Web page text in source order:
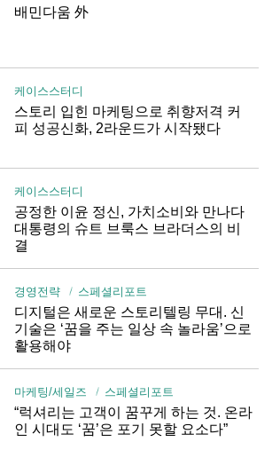
배민다움 外
케이스스터디
스토리 입힌 마케팅으로 취향저격 커
피 성공신화, 2라운드가 시작됐다
케이스스터디
공정한 이윤 정신, 가치소비와 만나다
대통령의 슈트 브룩스 브라더스의 비
결
경영전략 스페셜리포트
디지털은 새로운 스토리텔링 무대. 신
기술은 ‘꿈을 주는 일상 속 놀라움’으로
활용해야
마케팅/세일즈 스페셜리포트
“럭셔리는 고객이 꿈꾸게 하는 것. 온라
인 시대도 ‘꿈’은 포기 못할 요소다”